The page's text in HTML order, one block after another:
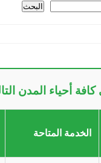
البحث
أحياء المدن
الخدمة المتاحة